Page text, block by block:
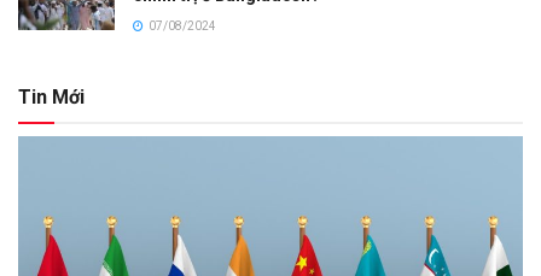
07/08/2024
Tin Mới